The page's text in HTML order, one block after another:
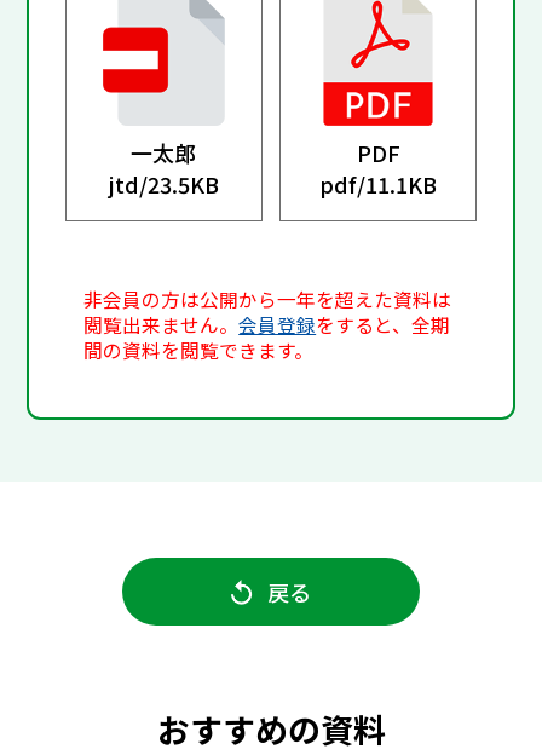
一太郎
jtd/23.5KB
PDF
pdf/11.1KB
非会員の方は公開から一年を超えた資料は
閲覧出来ません。会員登録をすると、全期
間の資料を閲覧できます。
戻る
おすすめの資料